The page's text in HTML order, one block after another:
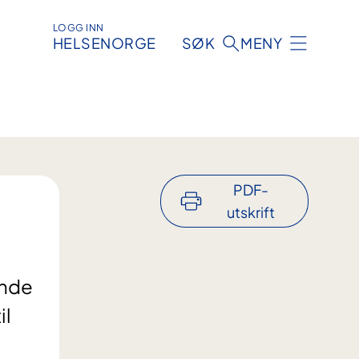
LOGG INN
HELSENORGE SØK MENY
PDF-
utskrift